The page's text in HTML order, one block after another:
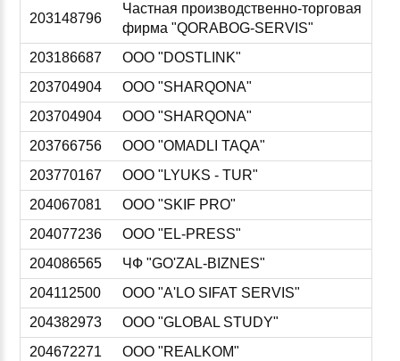
203148796
Частная производственно-торговая
фирма "QORABOG-SERVIS"
203186687
ООО "DOSTLINK"
203704904
ООО "SHARQONA"
203704904
ООО "SHARQONA"
203766756
ООО "OMADLI TAQA"
203770167
ООО "LYUKS - TUR"
204067081
ООО "SKIF PRO"
204077236
ООО "EL-PRESS"
204086565
ЧФ "GO'ZAL-BIZNES"
204112500
ООО "A'LO SIFAT SERVIS"
204382973
ООО "GLOBAL STUDY"
204672271
ООО "REALKOM"